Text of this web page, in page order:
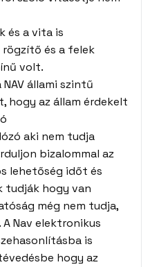
és a vita is
és a felek
volt.
állami szintű
hogy az állam érdekelt
aki nem tudja
bizalommal az
lehetőség időt és
tudják hogy van
még nem tudja,
Nav elektronikus
is
hogy az